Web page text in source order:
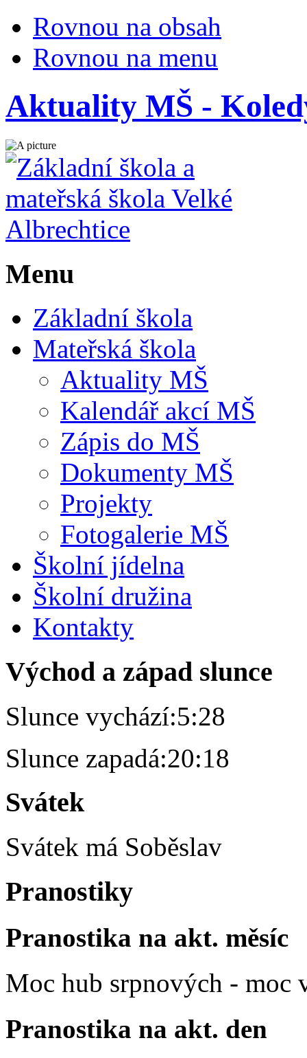
Rovnou na obsah
Rovnou na menu
Aktuality MŠ -
Menu
Základní škola
Mateřská škola
Aktuality MŠ
Kalendář akcí MŠ
Zápis do MŠ
Dokumenty MŠ
Projekty
Fotogalerie MŠ
Školní jídelna
Školní družina
Kontakty
Východ a západ slunce
Slunce vychází:5:28
Slunce zapadá:20:18
Svátek
Svátek má Soběslav
Pranostiky
Pranostika na akt. měsíc
Moc hub srpnových - moc
Pranostika na akt. den